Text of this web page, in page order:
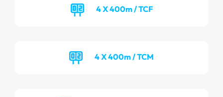
4 X 400m / TCF
4 X 400m / TCM